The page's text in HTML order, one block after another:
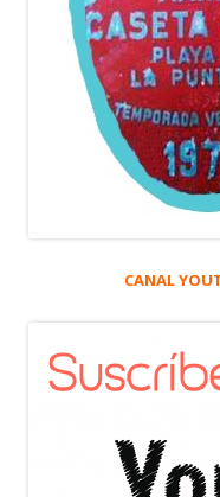
CANAL